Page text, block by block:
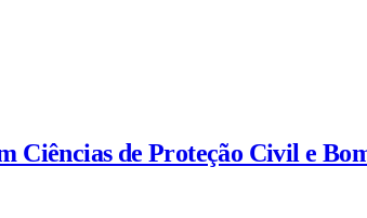
Ciências de Proteção Civil e